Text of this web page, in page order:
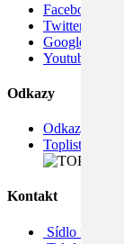
Facebook
Twitter
Google
Youtube
Odkazy
Odkazy
Toplist
Kontakt
Sídlo firmy: